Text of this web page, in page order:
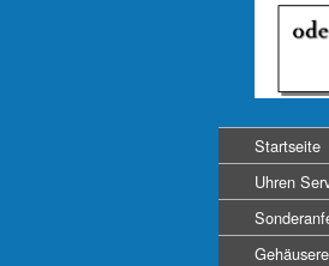
Startseite
Uhren